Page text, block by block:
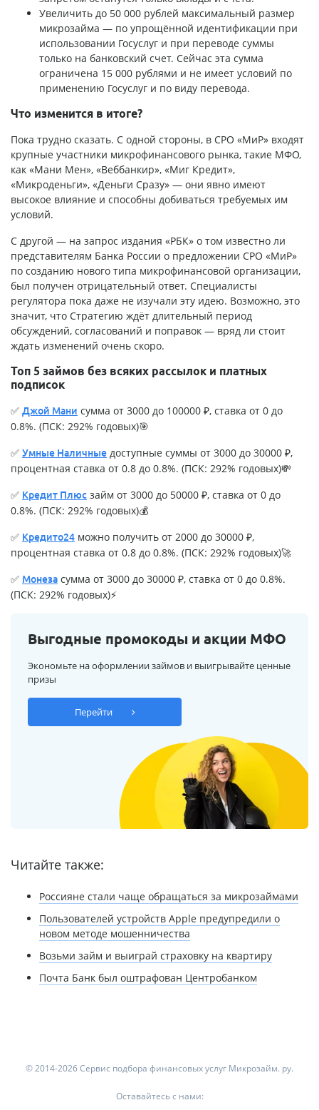
Увеличить до 50 000 рублей максимальный размер
микрозайма — по упрощённой идентификации при
использовании Госуслуг и при переводе суммы
только на банковский счет. Сейчас эта сумма
ограничена 15 000 рублями и не имеет условий по
применению Госуслуг и по виду перевода.
Что изменится в итоге?
Пока трудно сказать. С одной стороны, в СРО «МиР» входят
крупные участники микрофинансового рынка, такие МФО,
как «Мани Мен», «Веббанкир», «Миг Кредит»,
«Микроденьги», «Деньги Сразу» — они явно имеют
высокое влияние и способны добиваться требуемых им
условий.
С другой — на запрос издания «РБК» о том известно ли
представителям Банка России о предложении СРО «МиР»
по созданию нового типа микрофинансовой организации,
был получен отрицательный ответ. Специалисты
регулятора пока даже не изучали эту идею. Возможно, это
значит, что Стратегию ждёт длительный период
обсуждений, согласований и поправок — вряд ли стоит
ждать изменений очень скоро.
Топ 5 займов без всяких рассылок и платных
подписок
✅ Джой Мани сумма от 3000 до 100000 ₽, ставка от 0 до
0.8%. (ПСК: 292% годовых)🎯
✅ Умные Наличные доступные суммы от 3000 до 30000 ₽,
процентная ставка от 0.8 до 0.8%. (ПСК: 292% годовых)💸
✅ Кредит Плюс займ от 3000 до 50000 ₽, ставка от 0 до
0.8%. (ПСК: 292% годовых)💰
✅ Кредито24 можно получить от 2000 до 30000 ₽,
процентная ставка от 0.8 до 0.8%. (ПСК: 292% годовых)🚀
✅ Монеза сумма от 3000 до 30000 ₽, ставка от 0 до 0.8%.
(ПСК: 292% годовых)⚡
Выгодные промокоды и акции МФО
Экономьте на оформлении займов и выигрывайте ценные
призы
Перейти
Читайте также:
Россияне стали чаще обращаться за микрозаймами
Пользователей устройств Apple предупредили о
новом методе мошенничества
Возьми займ и выиграй страховку на квартиру
Почта Банк был оштрафован Центробанком
© 2014-2026 Сервис подбора финансовых услуг Микрозайм. ру.
Оставайтесь с нами: